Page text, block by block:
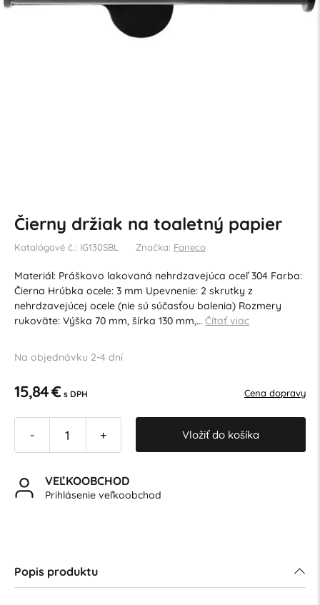
Čierny držiak na toaletný papier
Katalógové č.: IG130SBL Značka: Faneco
Materiál: Práškovo lakovaná nehrdzavejúca oceľ 304 Farba:
Čierna Hrúbka ocele: 3 mm Upevnenie: 2 skrutky z
nehrdzavejúcej ocele (nie sú súčasťou balenia) Rozmery
rukoväte: Výška 70 mm, šírka 130 mm,… Čítať viac
Na objednávku 2-4 dní
15,84 € s DPH Cena dopravy
- + Vložiť do košíka
VEĽKOOBCHOD
Prihlásenie veľkoobchod
Popis produktu